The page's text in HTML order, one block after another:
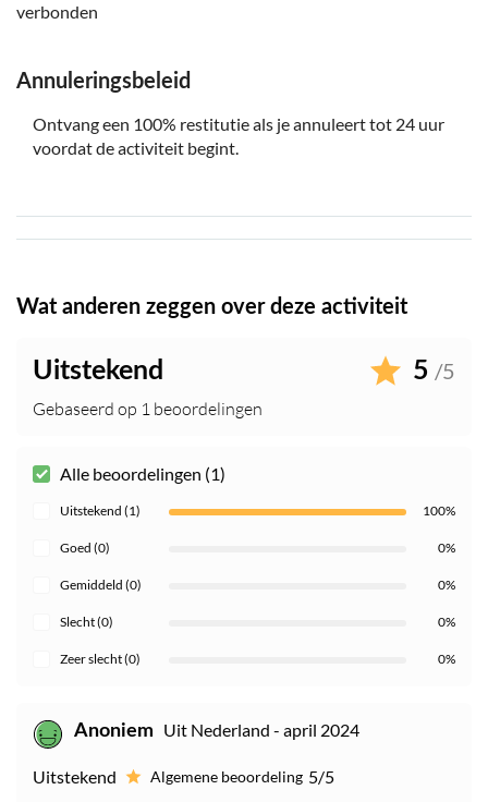
verbonden
Annuleringsbeleid
Ontvang een 100% restitutie als je annuleert tot 24 uur
voordat de activiteit begint.
Wat anderen zeggen over deze activiteit
Uitstekend 5 /5
Gebaseerd op 1 beoordelingen
Alle beoordelingen (1)
Uitstekend (1) 100%
Goed (0) 0%
Gemiddeld (0) 0%
Slecht (0) 0%
Zeer slecht (0) 0%
Anoniem Uit Nederland - april 2024
Uitstekend Algemene beoordeling 5/5